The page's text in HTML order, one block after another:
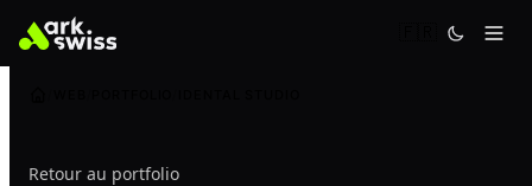
Retour au portfolio